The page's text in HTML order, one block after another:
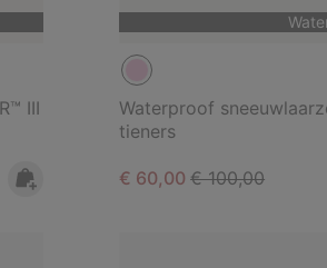
III
Waterproof
tieners
Sale price:
€ 60,00Regular price:
€ 100,00